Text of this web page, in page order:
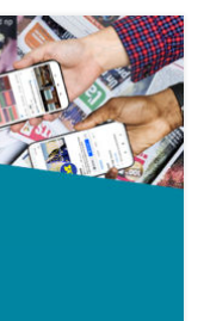
en vidéo,
Fédération
de
travailleuses
les {...}